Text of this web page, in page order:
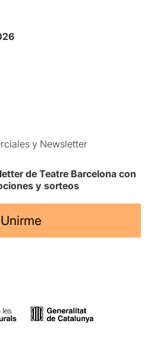
y Newsletter
de Teatre Barcelona con
y sorteos
Unirme